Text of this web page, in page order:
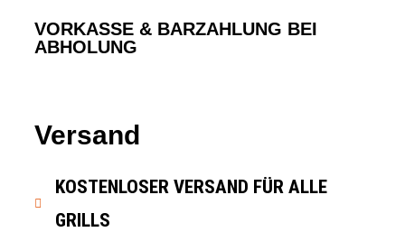
VORKASSE & BARZAHLUNG BEI
ABHOLUNG
Versand
KOSTENLOSER VERSAND FÜR ALLE
GRILLS